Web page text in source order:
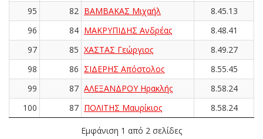
95
82 ΒΑΜΒΑΚΑΣ Μιχαήλ
8.45.13
96
84 ΜΑΚΡΥΠΙΔΗΣ Ανδρέας
8.48.41
97
85 ΧΑΣΤΑΣ Γεώργιος
8.49.27
98
86 ΣΙΔΕΡΗΣ Απόστολος
8.55.45
99
87 ΑΛΕΞΑΝΔΡΟΥ Ηρακλής
8.58.24
100
87 ΠΟΛΙΤΗΣ Μαυρίκιος 8.58.24
Εμφάνιση 1 από 2 σελίδες